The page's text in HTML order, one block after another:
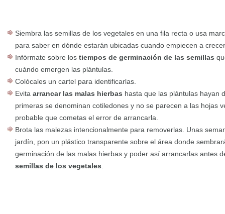
Siembra las semillas de los vegetales en una fila recta o usa
para saber en dónde estarán ubicadas cuando empiecen a
Infórmate sobre los tiempos de germinación de las semillas
cuándo emergen las plántulas.
Colócales un cartel para identificarlas.
Evita arrancar las malas hierbas hasta que las plántulas hayan
primeras se denominan cotiledones y no se parecen a las hojas
probable que cometas el error de arrancarla.
Brota las malezas intencionalmente para removerlas. Unas
jardín, pon un plástico transparente sobre el área donde
germinación de las malas hierbas y poder así arrancarlas antes
semillas de los vegetales